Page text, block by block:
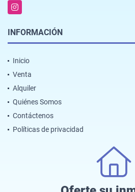
Instagram
INFORMACIÓN
Inicio
Venta
Alquiler
Quiénes Somos
Contáctenos
Políticas de privacidad